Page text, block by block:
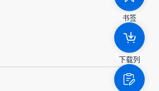
书签
下载列